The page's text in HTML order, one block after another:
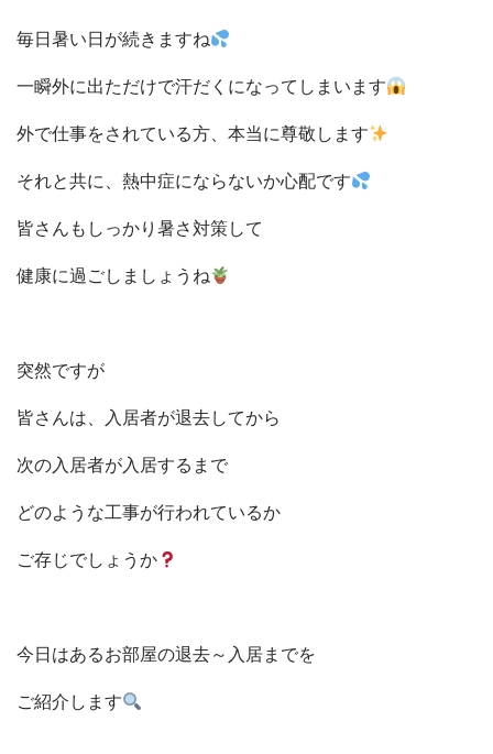
毎日暑い日が続きますね
一瞬外に出ただけで汗だくになってしまいます
外で仕事をされている方、本当に尊敬します
それと共に、熱中症にならないか心配です
皆さんもしっかり暑さ対策して
健康に過ごしましょうね
突然ですが
皆さんは、入居者が退去してから
次の入居者が入居するまで
どのような工事が行われているか
ご存じでしょうか
今日はあるお部屋の退去～入居までを
ご紹介します